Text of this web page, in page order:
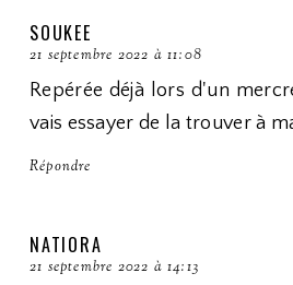
SOUKEE
21 septembre 2022 à 11:08
Repérée déjà lors d'un
vais essayer de la trouver à
Répondre
NATIORA
21 septembre 2022 à 14:13